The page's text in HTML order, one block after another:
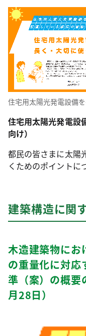
住宅用太陽光発電設備
住宅用太陽光発電設
向け）
都民の皆さまに太陽
くためのポイントに
建築構造に関
木造建築物にお
の重量化に対応
準（案）の概要
月28日）